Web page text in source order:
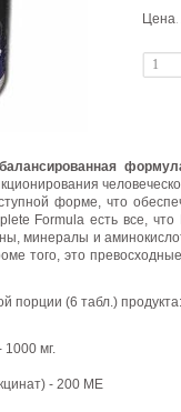
Цена
форме, что
Formula есть все,
минералы и
того, это
порции (6 табл.) продукта:
1000 мг.
- 200 МЕ